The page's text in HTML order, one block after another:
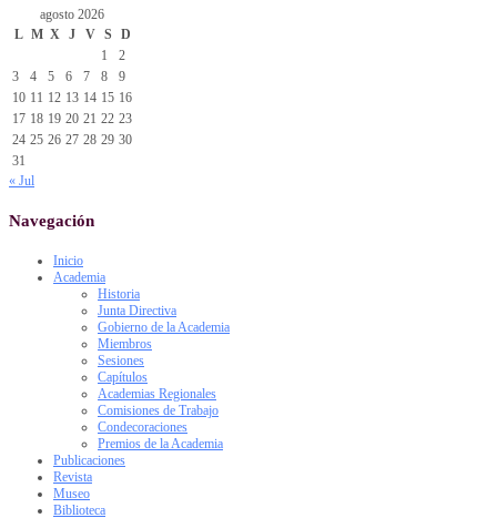
agosto 2026
L M X J V S
D
1
2
3
4 5 6 7 8
9
10 11 12 13 14 15 16
17 18 19 20 21 22 23
24 25 26 27 28 29 30
31
« Jul
Navegación
Inicio
Academia
Historia
Junta Directiva
Gobierno de la Academia
Miembros
Sesiones
Capítulos
Academias Regionales
Comisiones de Trabajo
Condecoraciones
Premios de la Academia
Publicaciones
Revista
Museo
Biblioteca